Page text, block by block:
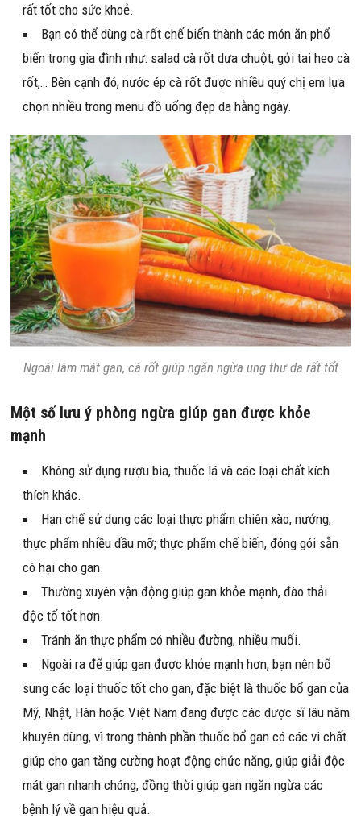
rất tốt cho sức khoẻ.
Bạn có thể dùng cà rốt chế biến thành các món ăn phổ
biến trong gia đình như: salad cà rốt dưa chuột, gỏi tai heo cà
rốt,… Bên cạnh đó, nước ép cà rốt được nhiều quý chị em lựa
chọn nhiều trong menu đồ uống đẹp da hằng ngày.
Ngoài làm mát gan, cà rốt giúp ngăn ngừa ung thư da rất tốt
Một số lưu ý phòng ngừa giúp gan được khỏe
mạnh
Không sử dụng rượu bia, thuốc lá và các loại chất kích
thích khác.
Hạn chế sử dụng các loại thực phẩm chiên xào, nướng,
thực phẩm nhiều dầu mỡ; thực phẩm chế biến, đóng gói sẵn
có hại cho gan.
Thường xuyên vận động giúp gan khỏe mạnh, đào thải
độc tố tốt hơn.
Tránh ăn thực phẩm có nhiều đường, nhiều muối.
Ngoài ra để giúp gan được khỏe mạnh hơn, bạn nên bổ
sung các loại thuốc tốt cho gan, đặc biệt là thuốc bổ gan của
Mỹ, Nhật, Hàn hoặc Việt Nam đang được các dược sĩ lâu năm
khuyên dùng, vì trong thành phần thuốc bổ gan có các vi chất
giúp cho gan tăng cường hoạt động chức năng, giúp giải độc
mát gan nhanh chóng, đồng thời giúp gan ngăn ngừa các
bệnh lý về gan hiệu quả.